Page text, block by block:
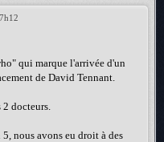
qui marque l'arrivée d'un
de David Tennant.
docteurs.
nous avons eu droit à des